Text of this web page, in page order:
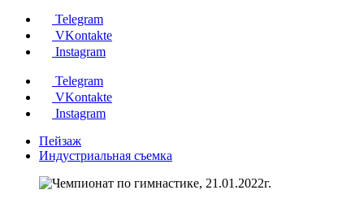
Telegram
VKontakte
Instagram
Telegram
VKontakte
Instagram
Пейзаж
Индустриальная съемка